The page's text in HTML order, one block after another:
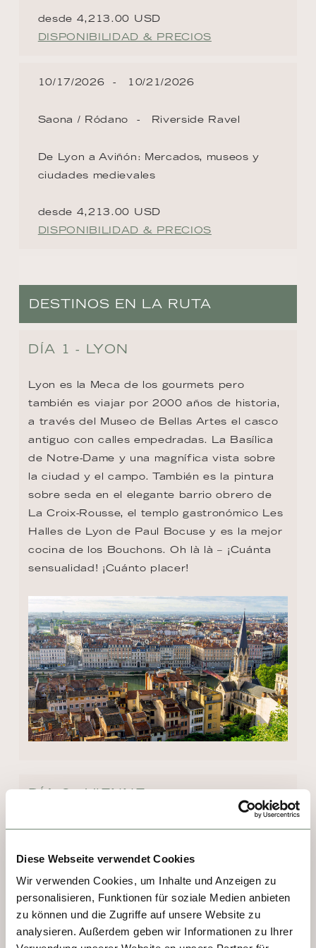
Diese Webseite verwendet Cookies
Wir verwenden Cookies, um Inhalte und Anzeigen zu
personalisieren, Funktionen für soziale Medien anbieten
zu können und die Zugriffe auf unsere Website zu
analysieren. Außerdem geben wir Informationen zu Ihrer
desde 4,213.00 USD
DISPONIBILIDAD & PRECIOS
10/17/2026 10/21/2026
Saona / Ródano Riverside Ravel
De Lyon a Aviñón: Mercados, museos y
ciudades medievales
desde 4,213.00 USD
DISPONIBILIDAD & PRECIOS
DESTINOS EN LA RUTA
DÍA 1 - LYON
Lyon es la Meca de los gourmets pero
también es viajar por 2000 años de historia,
a través del Museo de Bellas Artes el casco
antiguo con calles empedradas. La Basílica
de Notre-Dame y una magnífica vista sobre
la ciudad y el campo. También es la pintura
sobre seda en el elegante barrio obrero de
La Croix-Rousse, el templo gastronómico Les
Halles de Lyon de Paul Bocuse y es la mejor
cocina de los Bouchons. Oh là là – ¡Cuánta
sensualidad! ¡Cuánto placer!
DÍA 2 - VIENNE
Esta ciudad es una joya para los
una ciudad pequeña, pero ya contaba con
30.000 habitantes en el siglo II. El comercio
y la navegación a vapor trajeron un boom en
el siglo XIX. ¿Y qué se puede visitar aquí?
Sin duda, el Museo Arqueológico, el complejo